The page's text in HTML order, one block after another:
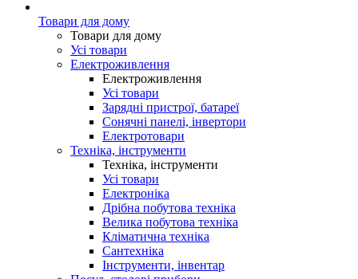
Товари для дому
Товари для дому
Усі товари
Електроживлення
Електроживлення
Усі товари
Зарядні пристрої, батареї
Сонячні панелі, інвертори
Електротовари
Техніка, інструменти
Техніка, інструменти
Усі товари
Електроніка
Дрібна побутова техніка
Велика побутова техніка
Кліматична техніка
Сантехніка
Інструменти, інвентар